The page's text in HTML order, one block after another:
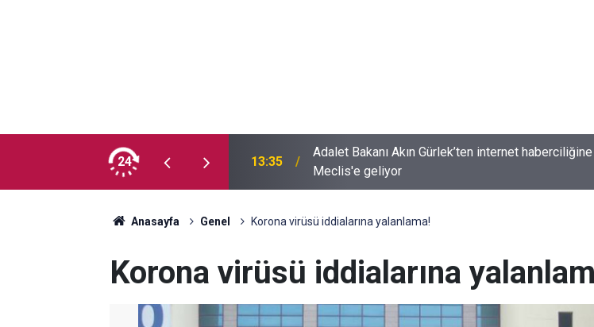
24
avı objektiflere yansıdı 13:35
Adalet Bakanı Akın Gürlek’ten internet haberciliğine güvence:
Meclis'e geliyor
Anasayfa Genel Korona virüsü iddialarına yalanlama!
Korona virüsü iddialarına